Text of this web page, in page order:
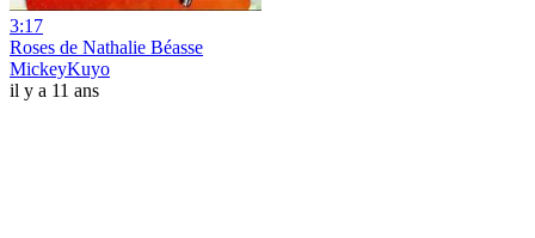
3:17
Roses de Nathalie Béasse
MickeyKuyo
il y a 11 ans